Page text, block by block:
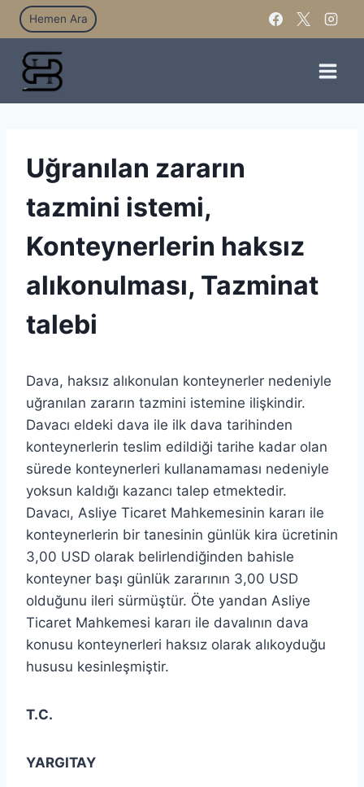
Hemen Ara
Uğranılan zararın
tazmini istemi,
Konteynerlerin haksız
alıkonulması, Tazminat
talebi
Dava, haksız alıkonulan konteynerler nedeniyle
uğranılan zararın tazmini istemine ilişkindir.
Davacı eldeki dava ile ilk dava tarihinden
konteynerlerin teslim edildiği tarihe kadar olan
sürede konteynerleri kullanamaması nedeniyle
yoksun kaldığı kazancı talep etmektedir.
Davacı, Asliye Ticaret Mahkemesinin kararı ile
konteynerlerin bir tanesinin günlük kira ücretinin
3,00 USD olarak belirlendiğinden bahisle
konteyner başı günlük zararının 3,00 USD
olduğunu ileri sürmüştür. Öte yandan Asliye
Ticaret Mahkemesi kararı ile davalının dava
konusu konteynerleri haksız olarak alıkoyduğu
hususu kesinleşmiştir.
T.C.
YARGITAY